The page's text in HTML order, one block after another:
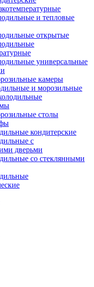
и тепловые
открытые
универсальные
камеры
и морозильные
столы
кондитерские
с
дверьми
со стеклянными